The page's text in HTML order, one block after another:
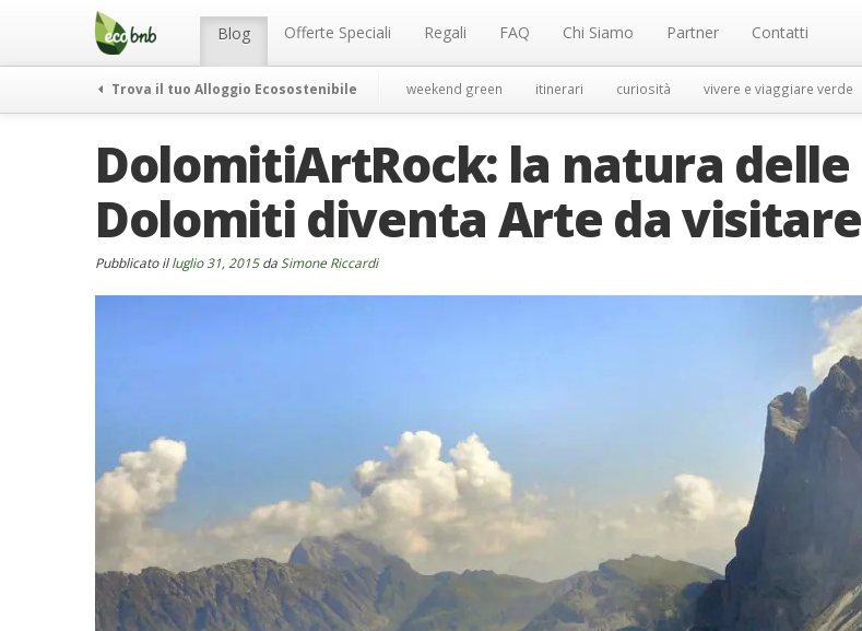
Menu Blog Offerte Speciali Regali FAQ Chi Siamo Partner Contatti
Trova il tuo Alloggio Ecosostenibile weekend green itinerari curiosità vivere e viaggiare verde
DolomitiArtRock: la natura delle
Dolomiti diventa Arte da visitare
Pubblicato illuglio 31, 2015da Simone Riccardi